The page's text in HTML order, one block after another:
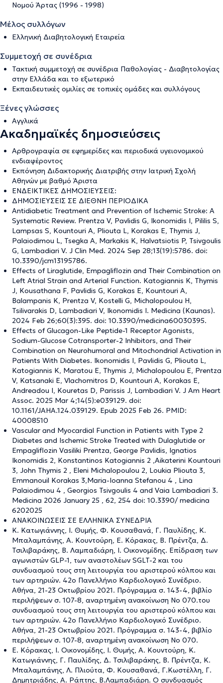
Νομού Άρτας (1996 - 1998)
Μέλος συλλόγων
Ελληνική Διαβητολογική Εταιρεία
Συμμετοχή σε συνέδρια
Τακτική συμμετοχή σε συνέδρια Παθολογίας - Διαβητολογίας
στην Ελλάδα και το εξωτερικό
Εκπαιδευτικές ομιλίες σε τοπικές ομάδες και συλλόγους
Ξένες γλώσσες
Αγγλικά
Ακαδημαϊκές δημοσιεύσεις
Αρθρογραφία σε εφημερίδες και περιοδικά υγειονομικού
ενδιαφέροντος
Εκπόνηση Διδακτορικής Διατριβής στην Ιατρική Σχολή
Αθηνών με βαθμό Άριστα
ΕΝΔΕΙΚΤΙΚΕΣ ΔΗΜΟΣΙΕΥΣΕΙΣ:
ΔΗΜΟΣΙΕΥΣΕΙΣ ΣΕ ΔΙΕΘΝΗ ΠΕΡΙΟΔΙΚΑ
Antidiabetic Treatment and Prevention of Ischemic Stroke: A
Systematic Review. Prentza V, Pavlidis G, Ikonomidis I, Pililis S,
Lampsas S, Kountouri A, Pliouta L, Korakas E, Thymis J,
Palaiodimou L, Tsegka A, Markakis K, Halvatsiotis P, Tsivgoulis
G, Lambadiari V. J Clin Med. 2024 Sep 28;13(19):5786. doi:
10.3390/jcm13195786.
Effects of Liraglutide, Empagliflozin and Their Combination on
Left Atrial Strain and Arterial Function. Katogiannis K, Thymis
J, Kousathana F, Pavlidis G, Korakas E, Kountouri A,
Balampanis K, Prentza V, Kostelli G, Michalopoulou H,
Tsilivarakis D, Lambadiari V, Ikonomidis I. Medicina (Kaunas).
2024 Feb 26;60(3):395. doi: 10.3390/medicina60030395.
Effects of Glucagon-Like Peptide-1 Receptor Agonists,
Sodium-Glucose Cotransporter-2 Inhibitors, and Their
Combination on Neurohumoral and Mitochondrial Activation in
Patients With Diabetes. Ikonomidis I, Pavlidis G, Pliouta L,
Katogiannis K, Maratou E, Thymis J, Michalopoulou E, Prentza
V, Katsanaki E, Vlachomitros D, Kountouri A, Korakas E,
Andreadou I, Kouretas D, Parissis J, Lambadiari V. J Am Heart
Assoc. 2025 Mar 4;14(5):e039129. doi:
10.1161/JAHA.124.039129. Epub 2025 Feb 26. PMID:
40008510
Vascular and Myocardial Function in Patients with Type 2
Diabetes and Ischemic Stroke Treated with Dulaglutide or
Empagliflozin Vasiliki Prentza, George Pavlidis, Ignatios
Ikonomidis 2, Konstantinos Katogiannis 2 ,Aikaterini Kountouri
3, John Thymis 2 , Eleni Michalopoulou 2, Loukia Pliouta 3,
Emmanouil Korakas 3,Maria-Ioanna Stefanou 4 , Lina
Palaiodimou 4 , Georgios Tsivgoulis 4 and Vaia Lambadiari 3.
Medicina 2026 January 25 , 62, 254 doi: 10.3390/ medicina
6202025
ΑΝΑΚΟΙΝΩΣΕΙΣ ΣΕ ΕΛΛΗΝΙΚΑ ΣΥΝΕΔΡΙΑ
Κ. Κατωγιάννης, Ι. Θυμής, Φ. Κουσαθανά, Γ. Παυλίδης, Κ.
Μπαλαμπάνης, Α. Κουντούρη, Ε. Κόρακας, Β. Πρέντζα, Δ.
Τσιλιβαράκης, Β. Λαμπαδιάρη, Ι. Οικονομίδης. Επίδραση των
αγωνιστών GLP-1, των αναστολέων SGLT-2 και του
συνδυασμού τους στη λειτουργία του αριστερού κόλπου και
των αρτηριών. 42ο Πανελλήνιο Καρδιολογικό Συνέδριο.
Αθήνα, 21-23 Οκτωβρίου 2021. Πρόγραμμα σ. 143-4, βιβλίο
περιλήψεων σ. 107-8, αναρτημένη ανακοίνωση Νο 070.του
συνδυασμού τους στη λειτουργία του αριστερού κόλπου και
των αρτηριών. 42ο Πανελλήνιο Καρδιολογικό Συνέδριο.
Αθήνα, 21-23 Οκτωβρίου 2021. Πρόγραμμα σ. 143-4, βιβλίο
περιλήψεων σ. 107-8, αναρτημένη ανακοίνωση Νο 070.
Ε. Κόρακας, Ι. Οικονομίδης, Ι. Θυμής, Α. Κουντούρη, Κ.
Κατωγιάννης, Γ. Παυλίδης, Δ. Τσιλιβαράκης, Β. Πρέντζα, Κ.
Μπαλαμπάνης, Λ. Πλιούτα, Φ. Κουσαθανά, Γ.Κωστέλλη, Γ.
Δημητριάδης, Α. Ράπτης, Β.Λαμπαδιάρη. Ο συνδυασμός